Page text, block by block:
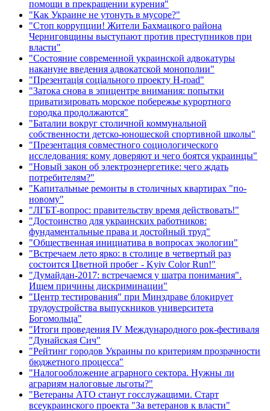
помощи в прекращении курения"
"Как Украине не утонуть в мусоре?"
"Стоп коррупции! Жители Бахмацкого района
Черниговщины выступают против преступников при
власти"
"Состояние современной украинской адвокатуры
накануне введения адвокатской монополии"
"Презентація соціального проекту H-road"
"Затока снова в эпицентре внимания: попытки
приватизировать морское побережье курортного
городка продолжаются"
"Баталии вокруг столичной коммунальной
собственности детско-юношеской спортивной школы"
"Презентация совместного социологического
исследования: кому доверяют и чего боятся украинцы"
"Новый закон об электроэнергетике: чего ждать
потребителям?"
"Капитальные ремонты в столичных квартирах "по-
новому"
"ЛГБТ-вопрос: правительству время действовать!"
"Достоинство для украинских работников:
фундаментальные права и достойный труд"
"Общественная инициатива в вопросах экологии"
"Встречаем лето ярко: в столице в четвертый раз
состоится Цветной пробег - Kyiv Color Run!"
"Думайдан-2017: встречаемся у шатра понимания".
Ищем причины дискриминации"
"Центр тестирования" при Минздраве блокирует
трудоустройства выпускников университета
Богомольца"
"Итоги проведения IV Международного рок-фестиваля
"Дунайская Сич"
"Рейтинг городов Украины по критериям прозрачности
бюджетного процесса"
"Налогообложение аграрного сектора. Нужны ли
аграриям налоговые льготы?"
"Ветераны АТО станут госслужащими. Старт
всеукраинского проекта "За ветеранов к власти"